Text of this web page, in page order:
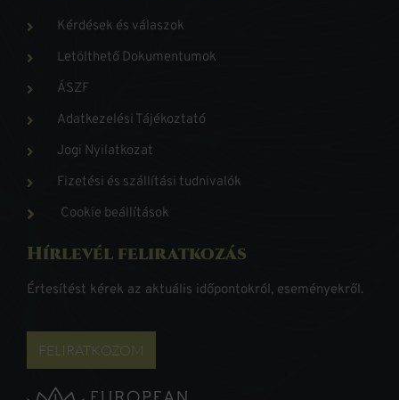
Kérdések és válaszok
Letölthető Dokumentumok
ÁSZF
Adatkezelési Tájékoztató
Jogi Nyilatkozat
Fizetési és szállítási tudnivalók
Cookie beállítások
Hírlevél feliratkozás
Értesítést kérek az aktuális időpontokról, eseményekről.
FELIRATKOZOM